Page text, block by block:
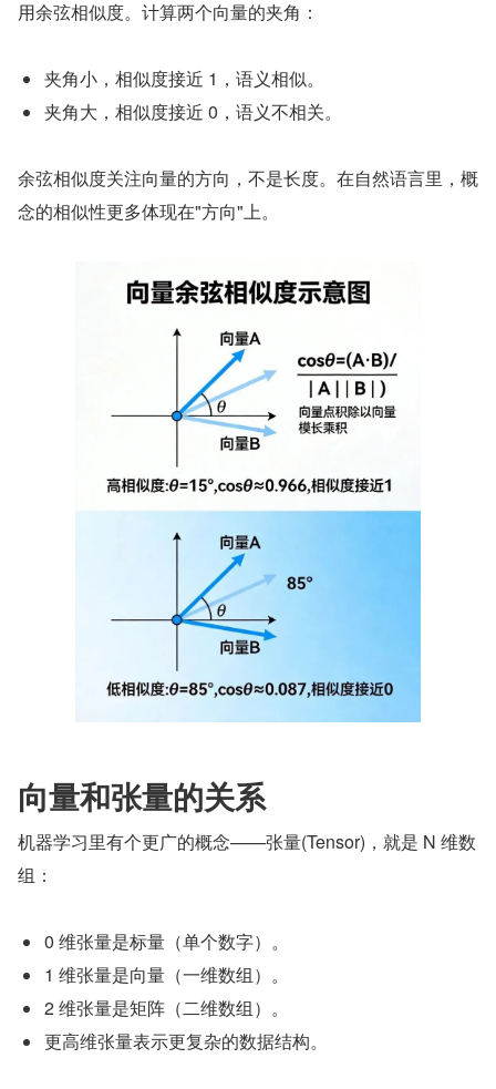
用余弦相似度。计算两个向量的夹角：
夹角小，相似度接近 1，语义相似。
夹角大，相似度接近 0，语义不相关。
余弦相似度关注向量的方向，不是长度。在自然语言里，概
念的相似性更多体现在"方向"上。
向量和张量的关系
机器学习里有个更广的概念——张量(Tensor)，就是 N 维数
组：
0 维张量是标量（单个数字）。
1 维张量是向量（一维数组）。
2 维张量是矩阵（二维数组）。
更高维张量表示更复杂的数据结构。